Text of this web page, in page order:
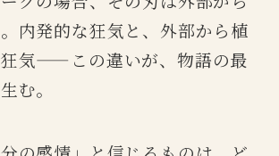
内発的な狂気と、外部から植
狂気——この違いが、物語の最
む。